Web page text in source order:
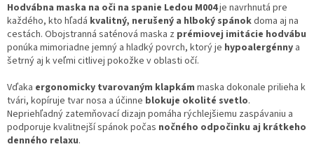
Hodvábna maska na oči na spanie Ledou M004je navrhnutá pre
každého, kto hľadá kvalitný, nerušený a hlboký spánokdoma aj na
cestách. Obojstranná saténová maska z prémiovej imitácie hodvábu
ponúka mimoriadne jemný a hladký povrch, ktorý je hypoalergénny a
šetrný aj k veľmi citlivej pokožke v oblasti očí.
Vďaka ergonomicky tvarovaným klapkám maska dokonale prilieha k
tvári, kopíruje tvar nosa a účinne blokuje okolité svetlo.
Nepriehľadný zatemňovací dizajn pomáha rýchlejšiemu zaspávaniu a
podporuje kvalitnejší spánok počas nočného odpočinku aj krátkeho
denného relaxu.